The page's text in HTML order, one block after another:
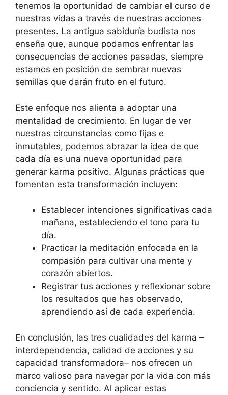
tenemos la oportunidad de cambiar el curso de
nuestras vidas a través de nuestras acciones
presentes. La antigua sabiduría budista nos
enseña que, aunque podamos enfrentar las
consecuencias de acciones pasadas, siempre
estamos en posición de sembrar nuevas
semillas que darán fruto en el futuro.
Este enfoque nos alienta a adoptar una
mentalidad de crecimiento. En lugar de ver
nuestras circunstancias como fijas e
inmutables, podemos abrazar la idea de que
cada día es una nueva oportunidad para
generar karma positivo. Algunas prácticas que
fomentan esta transformación incluyen:
Establecer intenciones significativas cada
mañana, estableciendo el tono para tu
día.
Practicar la meditación enfocada en la
compasión para cultivar una mente y
corazón abiertos.
Registrar tus acciones y reflexionar sobre
los resultados que has observado,
aprendiendo así de cada experiencia.
En conclusión, las tres cualidades del karma –
interdependencia, calidad de acciones y su
capacidad transformadora– nos ofrecen un
marco valioso para navegar por la vida con más
conciencia y sentido. Al aplicar estas